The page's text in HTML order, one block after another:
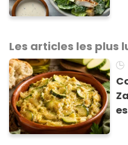
Les articles les plus